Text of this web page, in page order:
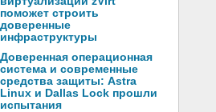
поможет строить
доверенные
инфраструктуры
Доверенная операционная
система и современные
средства защиты: Astra
Linux и Dallas Lock прошли
испытания